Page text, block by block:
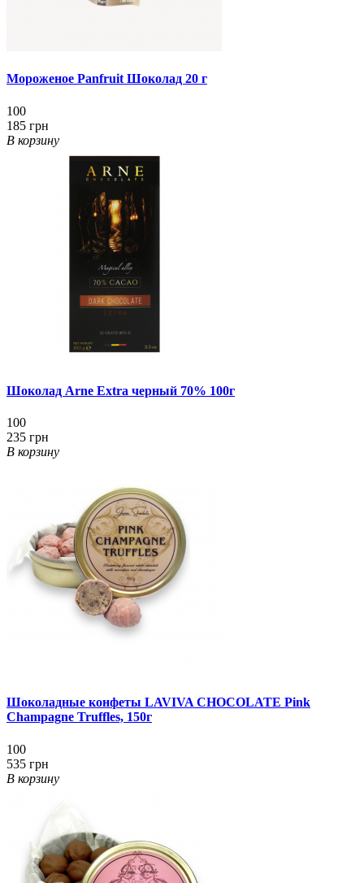
Мороженое Panfruit Шоколад 20 г
100
185 грн
В корзину
Шоколад Arne Extra черный 70% 100г
100
235 грн
В корзину
Шоколадные конфеты LAVIVA CHOCOLATE Pink
Champagne Truffles, 150г
100
535 грн
В корзину